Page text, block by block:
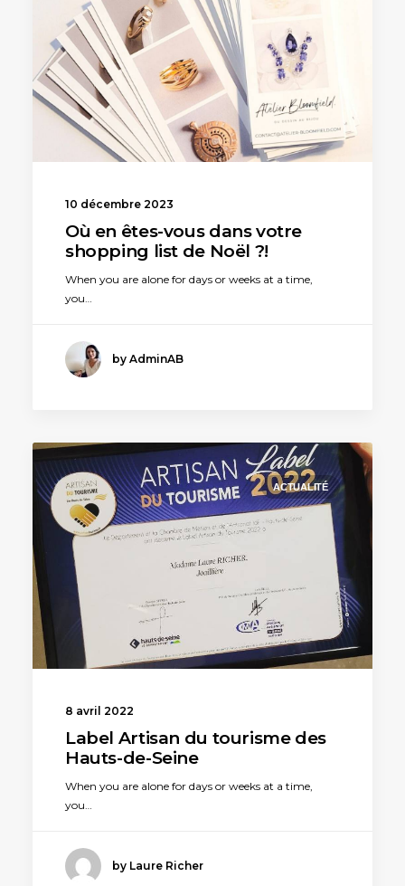
10 décembre 2023
Où en êtes-vous dans votre
shopping list de Noël ?!
When you are alone for days or weeks at a time,
you…
by AdminAB
ACTUALITÉ
8 avril 2022
Label Artisan du tourisme des
Hauts-de-Seine
When you are alone for days or weeks at a time,
you…
by Laure Richer